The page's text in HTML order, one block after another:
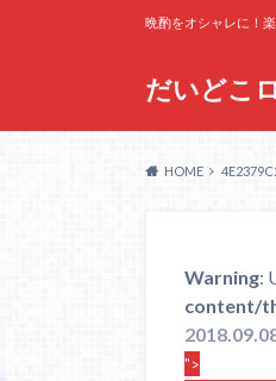
だいどこ
晩酌をオシャレに！
HOME
Warning:
content/
">